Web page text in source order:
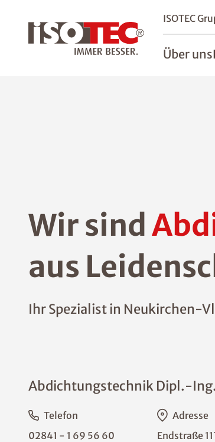
ISOTEC
Über uns
Wir sind
aus
Ihr Spezialist in Neukirchen-
Abdichtungstechnik Dipl.-
Telefon
02841 - 1 69 56 60
Adresse
Endstraße